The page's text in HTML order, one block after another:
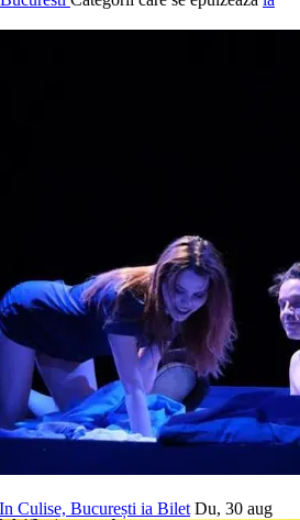
Culise, București ia Bilet Du, 30 aug